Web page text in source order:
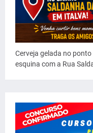
Cerveja gelada no
esquina com a Rua